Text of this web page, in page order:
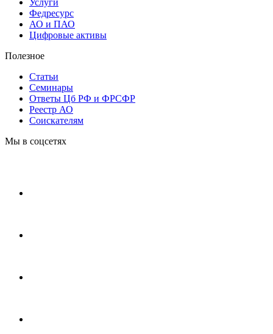
Услуги
Федресурс
АО и ПАО
Цифровые активы
Полезное
Статьи
Cеминары
Ответы Цб РФ и ФРСФР
Реестр АО
Соискателям
Мы в соцсетях